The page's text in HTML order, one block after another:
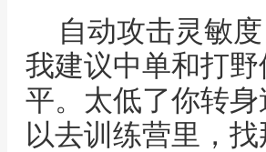
自动攻击灵敏
我建议中单和打
平。太低了你转
以去训练营里，